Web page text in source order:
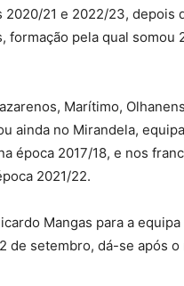
2020/21 e 2022/23, depois
formação pela qual
Marítimo,
ainda no Mirandela,
época 2017/18, e nos
2021/22.
Mangas para a
de setembro, dá-se após